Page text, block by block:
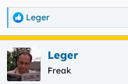
R
e
a
c
c
i
Leger
Leger
Freak